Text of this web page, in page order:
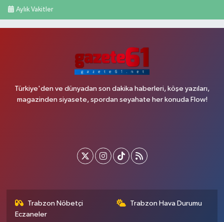
Aylık Vakitler
Türkiye'den ve dünyadan son dakika haberleri, köşe yazıları,
magazinden siyasete, spordan seyahate her konuda Flow!
Trabzon Nöbetçi
Eczaneler
Trabzon Hava Durumu